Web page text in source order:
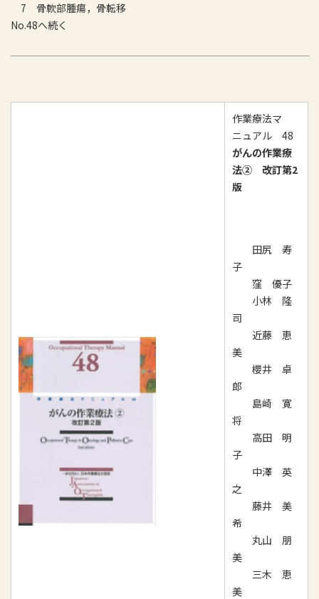
7 骨軟部腫瘍，骨転移
No.48へ続く
作業療法マ
ニュアル 48
がんの作業療
法② 改訂第2
版
田尻 寿
子
窪 優子
小林 隆
司
近藤 恵
美
櫻井 卓
郎
島崎 寛
将
高田 明
子
中澤 英
之
藤井 美
希
丸山 朋
美
三木 恵
美